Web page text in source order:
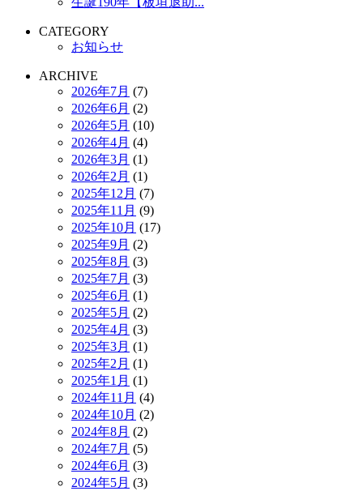
CATEGORY
お知らせ
ARCHIVE
2026年7月 (7)
2026年6月 (2)
2026年5月 (10)
2026年4月 (4)
2026年3月 (1)
2026年2月 (1)
2025年12月 (7)
2025年11月 (9)
2025年10月 (17)
2025年9月 (2)
2025年8月 (3)
2025年7月 (3)
2025年6月 (1)
2025年5月 (2)
2025年4月 (3)
2025年3月 (1)
2025年2月 (1)
2025年1月 (1)
2024年11月 (4)
2024年10月 (2)
2024年8月 (2)
2024年7月 (5)
2024年6月 (3)
2024年5月 (3)